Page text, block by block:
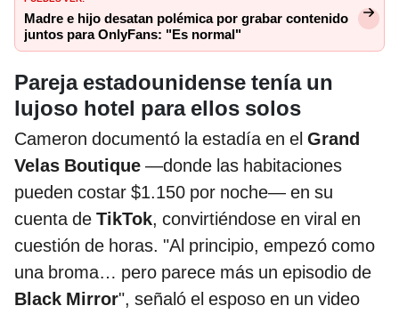
Madre e hijo desatan polémica por grabar contenido
juntos para OnlyFans: "Es normal"
Pareja estadounidense tenía un
lujoso hotel para ellos solos
Cameron documentó la estadía en el Grand
Velas Boutique —donde las habitaciones
pueden costar $1.150 por noche— en su
cuenta de TikTok, convirtiéndose en viral en
cuestión de horas. "Al principio, empezó como
una broma… pero parece más un episodio de
Black Mirror", señaló el esposo en un video